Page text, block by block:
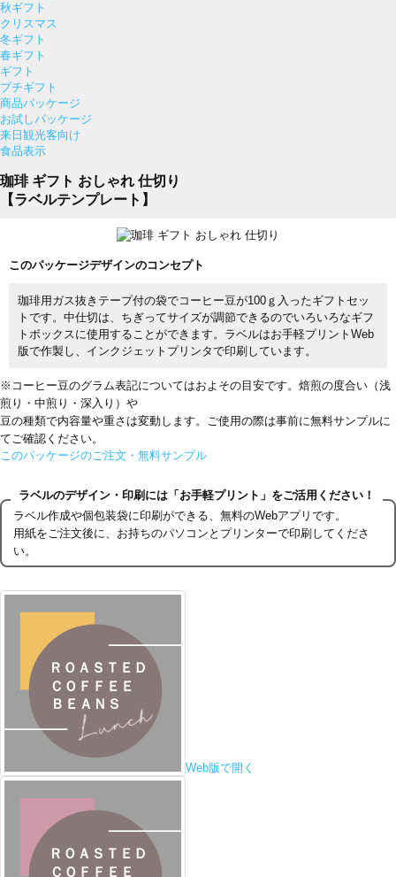
秋ギフト
クリスマス
冬ギフト
春ギフト
ギフト
プチギフト
商品パッケージ
お試しパッケージ
来日観光客向け
食品表示
珈琲 ギフト おしゃれ 仕切り
【ラベルテンプレート】
このパッケージデザインのコンセプト
珈琲用ガス抜きテープ付の袋でコーヒー豆が100ｇ入ったギフトセッ
トです。中仕切は、ちぎってサイズが調節できるのでいろいろなギフ
トボックスに使用することができます。ラベルはお手軽プリントWeb
版で作製し、インクジェットプリンタで印刷しています。
※コーヒー豆のグラム表記についてはおよその目安です。焙煎の度合い（浅
煎り・中煎り・深入り）や
豆の種類で内容量や重さは変動します。ご使用の際は事前に無料サンプルに
てご確認ください。
このパッケージのご注文・無料サンプル
ラベルのデザイン・印刷には「お手軽プリント」をご活用ください！
ラベル作成や個包装袋に印刷ができる、無料のWebアプリです。
用紙をご注文後に、お持ちのパソコンとプリンターで印刷してくださ
い。
Web版で開く